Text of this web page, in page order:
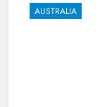
AUSTRALIA